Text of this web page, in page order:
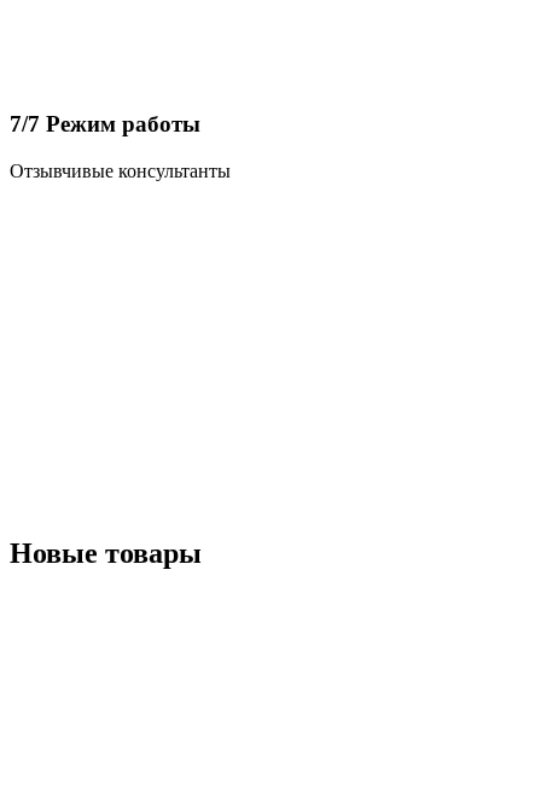
7/7 Режим работы
Отзывчивые консультанты
Новые товары